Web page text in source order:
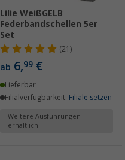
Lilie WeißGELB
Federbandschellen 5er
Set
(21)
ab 6,99 €
Lieferbar
Filialverfügbarkeit: Filiale setzen
Weitere Ausführungen
erhältlich